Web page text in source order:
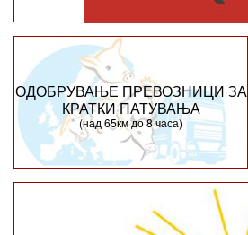
ОДОБРУВАЊЕ ПРЕВОЗНИЦИ ЗА
КРАТКИ ПАТУВАЊА
(над 65км до 8 часа)